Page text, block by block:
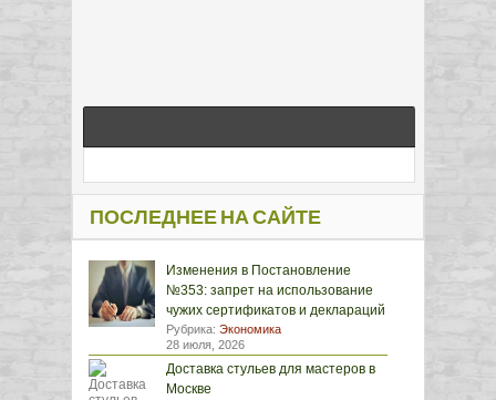
ПОСЛЕДНЕЕ НА САЙТЕ
Изменения в Постановление
№353: запрет на использование
чужих сертификатов и деклараций
Рубрика: Экономика
28 июля, 2026
Доставка стульев для мастеров в
Москве